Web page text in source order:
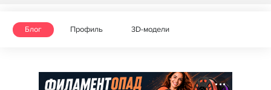
Блог Профиль 3D-модели